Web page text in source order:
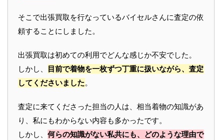
そこで出張買取を行なっているバイセルさんに査定の依
頼することにしました。
出張買取は初めての利用でどんな感じか不安でした。
しかし、
目前で着物を一枚ずつ丁重に扱いながら、査定
してくださいました。
査定に来てくださった担当の人は、相当着物の知識があ
り、私にもわからない内容も多かったです。
しかし、 何らの知識がない私共にも、どのような理由で